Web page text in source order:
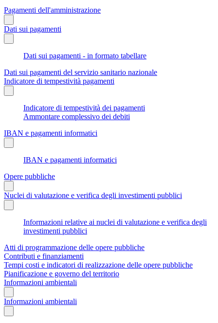
Pagamenti dell'amministrazione
Dati sui pagamenti
Dati sui pagamenti - in formato tabellare
Dati sui pagamenti del servizio sanitario nazionale
Indicatore di tempestività pagamenti
Indicatore di tempestività dei pagamenti
Ammontare complessivo dei debiti
IBAN e pagamenti informatici
IBAN e pagamenti informatici
Opere pubbliche
Nuclei di valutazione e verifica degli investimenti pubblici
Informazioni relative ai nuclei di valutazione e verifica degli
investimenti pubblici
Atti di programmazione delle opere pubbliche
Contributi e finanziamenti
Tempi costi e indicatori di realizzazione delle opere pubbliche
Pianificazione e governo del territorio
Informazioni ambientali
Informazioni ambientali